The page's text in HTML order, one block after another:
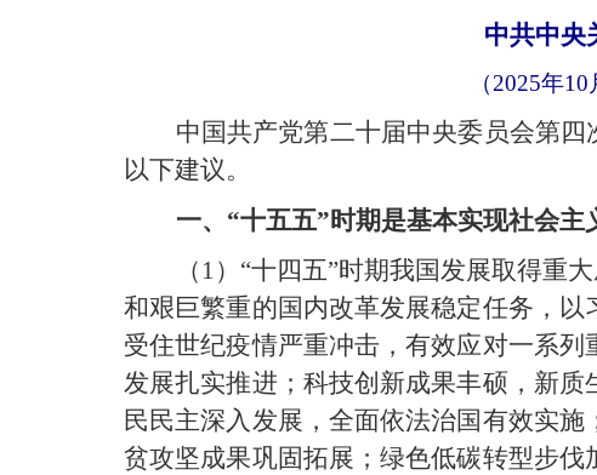
中共中央
（2025年
中国共产党第二十届中央委员会第
以下建议。
一、“十五五”时期是基本实现社会主
（1）“十四五”时期我国发展取得重
和艰巨繁重的国内改革发展稳定任务，
受住世纪疫情严重冲击，有效应对一系
发展扎实推进；科技创新成果丰硕，新
民民主深入发展，全面依法治国有效实
贫攻坚成果巩固拓展；绿色低碳转型步